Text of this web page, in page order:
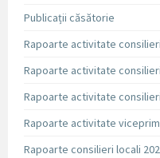
Publicații căsătorie
Rapoarte activitate
Rapoarte activitate
Rapoarte activitate
Rapoarte activitate
Rapoarte consilieri locali